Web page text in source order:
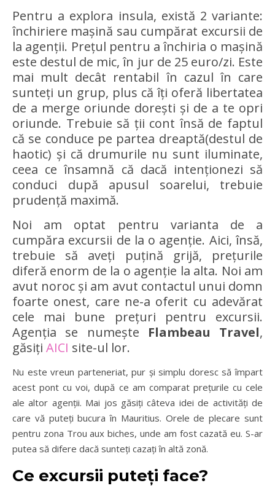
Pentru a explora insula, există 2 variante:
închiriere mașină sau cumpărat excursii de
la agenții. Prețul pentru a închiria o mașină
este destul de mic, în jur de 25 euro/zi. Este
mai mult decât rentabil în cazul în care
sunteți un grup, plus că îți oferă libertatea
de a merge oriunde dorești și de a te opri
oriunde. Trebuie să ții cont însă de faptul
că se conduce pe partea dreaptă(destul de
haotic) și că drumurile nu sunt iluminate,
ceea ce însamnă că dacă intenționezi să
conduci după apusul soarelui, trebuie
prudență maximă.
Noi am optat pentru varianta de a
cumpăra excursii de la o agenție. Aici, însă,
trebuie să aveți puțină grijă, prețurile
diferă enorm de la o agenție la alta. Noi am
avut noroc și am avut contactul unui domn
foarte onest, care ne-a oferit cu adevărat
cele mai bune prețuri pentru excursii.
Agenția se numește Flambeau Travel,
găsiți AICI site-ul lor.
Nu este vreun parteneriat, pur și simplu doresc să împart
acest pont cu voi, după ce am comparat prețurile cu cele
ale altor agenții. Mai jos găsiți câteva idei de activități de
care vă puteți bucura în Mauritius. Orele de plecare sunt
pentru zona Trou aux biches, unde am fost cazată eu. S-ar
putea să difere dacă sunteți cazați în altă zonă.
Ce excursii puteți face?